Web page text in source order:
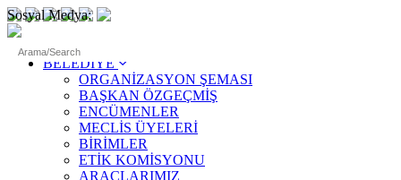
Sosyal Medya:
ANASAYFA
BELEDİYE
ORGANİZASYON ŞEMASI
BAŞKAN ÖZGEÇMİŞ
ENCÜMENLER
MECLİS ÜYELERİ
BİRİMLER
ETİK KOMİSYONU
ARAÇLARIMIZ